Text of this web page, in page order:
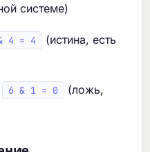
системе)
4 = 4
(истина, есть
6 & 1 = 0
(ложь,